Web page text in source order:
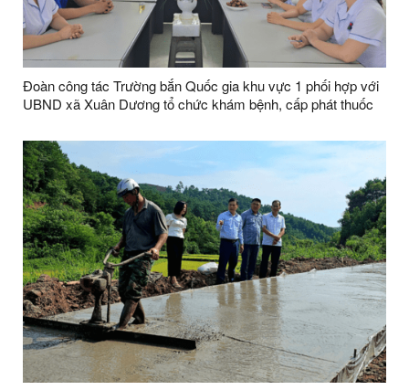
Đoàn công tác Trường bắn Quốc gia khu vực 1 phối hợp với
UBND xã Xuân Dương tổ chức khám bệnh, cấp phát thuốc
địa bàn xã Xuân Dương